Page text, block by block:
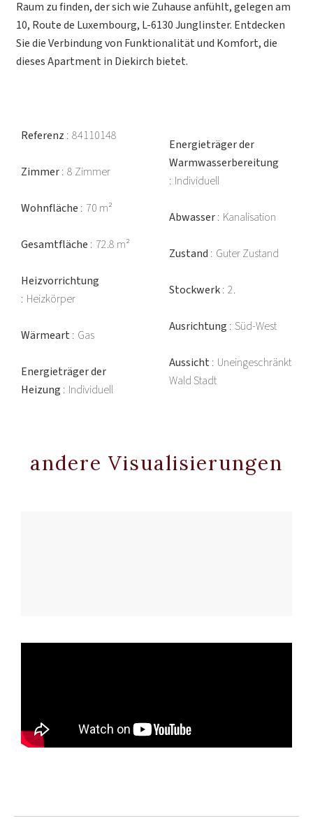
Raum zu finden, der sich wie Zuhause anfühlt, gelegen am
10, Route de Luxembourg, L-6130 Junglinster. Entdecken
Sie die Verbindung von Funktionalität und Komfort, die
dieses Apartment in Diekirch bietet.
Referenz 84110148
Zimmer 8 Zimmer
Wohnfläche 70 m²
Gesamtfläche 72.8 m²
Heizvorrichtung
Heizkörper
Wärmeart Gas
Energieträger der
Heizung Individuell
Energieträger der
Warmwasserbereitung
Individuell
Abwasser Kanalisation
Zustand Guter Zustand
Stockwerk 2.
Ausrichtung Süd-West
Aussicht Uneingeschränkt
Wald Stadt
andere Visualisierungen